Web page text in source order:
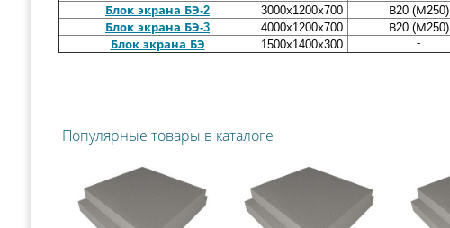
Блок экрана БЭ-2
3000х1200х700 В20 (М250)
Блок экрана БЭ-3
4000х1200х700 В20 (М250)
Блок экрана БЭ
1500х1400х300 -
Популярные товары в каталоге